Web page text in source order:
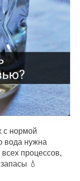
с нормой
вода нужна
процессов,
💧